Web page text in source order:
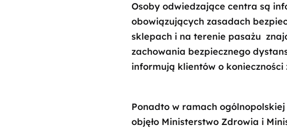
Osoby odwiedzające centra są
obowiązujących zasadach
sklepach i na terenie pasażu
zachowania bezpiecznego
informują klientów o
Ponadto w ramach
objęło Ministerstwo Zdrowia i